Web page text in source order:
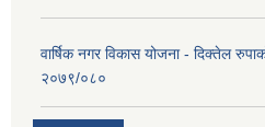
वार्षिक नगर विकास योजना - दिक्तेल
२०७९/०८०